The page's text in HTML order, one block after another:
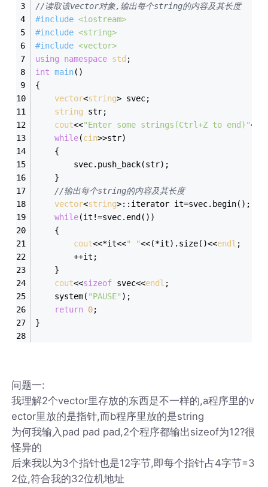
//读取该vector对象,输出每个string的内容及其长度
#include <iostream>
#include <string>
#include <vector>
using
namespace std ;
int main()
{
vector<string> svec;
string str;
cout<<"Enter some strings(Ctrl+Z to end)"<<
while(cin>>str)
    {
        svec.push_back(str);
	}
//输出每个string的内容及其长度
vector<string>::iterator it=svec.begin();
while(it!=svec.end())
    {
cout<<*it<<" "<<(*it).size()<<endl ;
		++it;
	}
cout<<sizeof svec<<endl ;
	system(
"PAUSE" );
return 0;
}
问题一:
我理解2个vector里存放的东西是不一样的,a程序里的v
ector里放的是指针,而b程序里放的是string
为何我输入pad pad pad,2个程序都输出sizeof为12?很
怪异的
后来我以为3个指针也是12字节,即每个指针占4字节=3
2位,符合我的32位机地址